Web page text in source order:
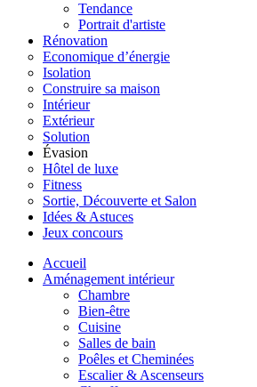
Tendance
Portrait d'artiste
Rénovation
Economique d’énergie
Isolation
Construire sa maison
Intérieur
Extérieur
Solution
Évasion
Hôtel de luxe
Fitness
Sortie, Découverte et Salon
Idées & Astuces
Jeux concours
Accueil
Aménagement intérieur
Chambre
Bien-être
Cuisine
Salles de bain
Poêles et Cheminées
Escalier & Ascenseurs